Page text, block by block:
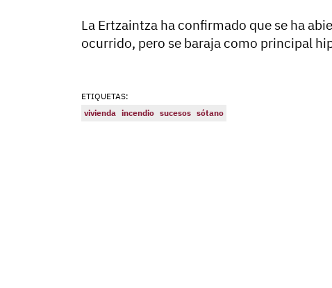
La Ertzaintza ha confirmado que se ha
ocurrido, pero se baraja como principal
ETIQUETAS:
vivienda incendio sucesos sótano